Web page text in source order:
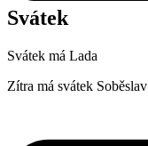
Svátek
Svátek má Lada
Zítra má svátek Soběslav